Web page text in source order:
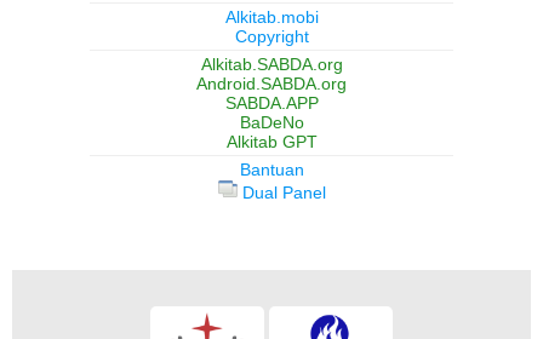
Alkitab.mobi
Copyright
Alkitab.SABDA.org
Android.SABDA.org
SABDA.APP
BaDeNo
Alkitab GPT
Bantuan
Dual Panel